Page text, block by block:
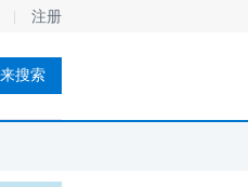
注册